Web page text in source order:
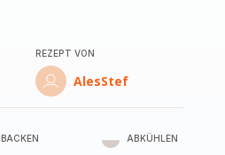
REZEPT VON
AlesStef
BACKEN ABKÜHLEN